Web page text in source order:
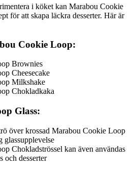
i köket kan Marabou Cookie
för att skapa läckra desserter. Här är
Cookie Loop:
Brownies
Cheesecake
Milkshake
Chokladkaka
Glass:
över krossad Marabou Cookie Loop
glassupplevelse
Chokladströssel kan även användas
och desserter